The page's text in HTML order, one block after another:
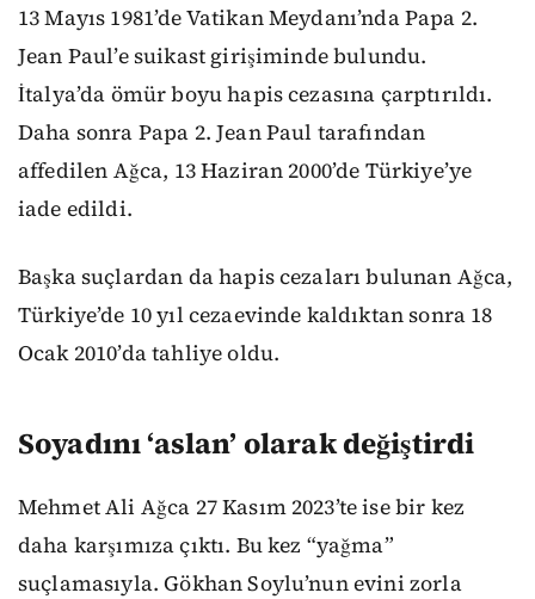
13 Mayıs 1981’de Vatikan Meydanı’nda Papa 2.
Jean Paul’e suikast girişiminde bulundu.
İtalya’da ömür boyu hapis cezasına çarptırıldı.
Daha sonra Papa 2. Jean Paul tarafından
affedilen Ağca, 13 Haziran 2000’de Türkiye’ye
iade edildi.
Başka suçlardan da hapis cezaları bulunan Ağca,
Türkiye’de 10 yıl cezaevinde kaldıktan sonra 18
Ocak 2010’da tahliye oldu.
Soyadını ‘aslan’ olarak değiştirdi
Mehmet Ali Ağca 27 Kasım 2023’te ise bir kez
daha karşımıza çıktı. Bu kez “yağma”
suçlamasıyla. Gökhan Soylu’nun evini zorla